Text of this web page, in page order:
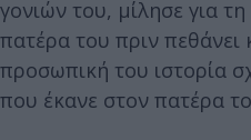
γονιών του, μίλησε για
πατέρα του πριν πεθάνει
προσωπική του ιστορία
που έκανε στον πατέρα